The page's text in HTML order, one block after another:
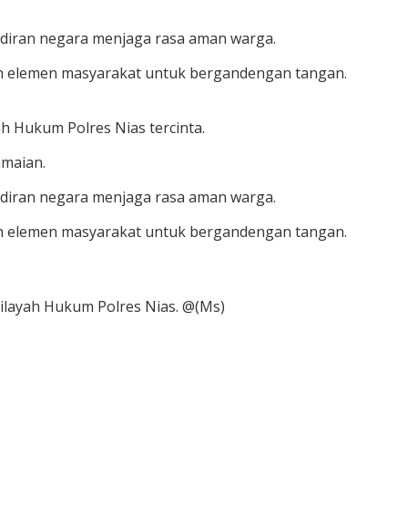
negara menjaga rasa aman warga.
masyarakat untuk bergandengan tangan.
Hukum Polres Nias tercinta.
negara menjaga rasa aman warga.
masyarakat untuk bergandengan tangan.
Hukum Polres Nias. @(Ms)